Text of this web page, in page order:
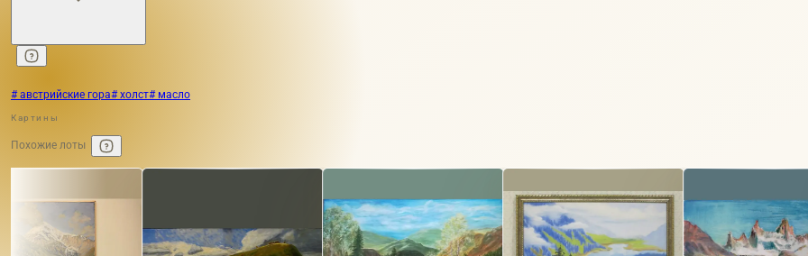
# австрийские гора# холст# масло
Картины
Похожие лоты